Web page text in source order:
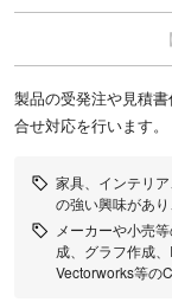
製品の受発注や見積
合せ対応を行います。
家具、インテリ
の強い興味があ
メーカーや小売
成、グラフ作成
Vectorworks等の